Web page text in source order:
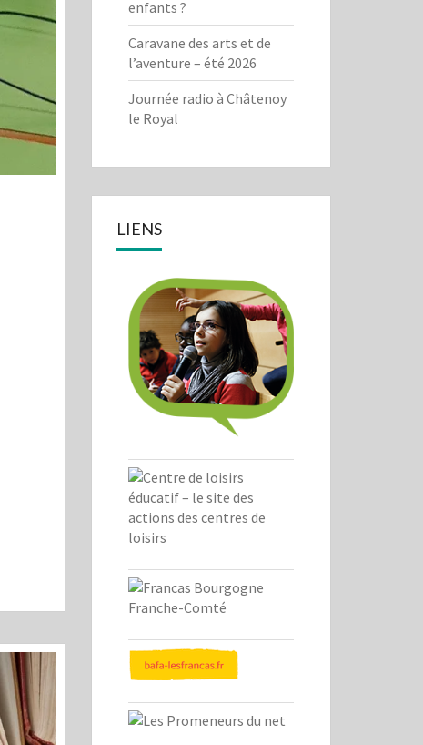
enfants ?
Caravane des arts et de
l’aventure – été 2026
Journée radio à Châtenoy
le Royal
LIENS